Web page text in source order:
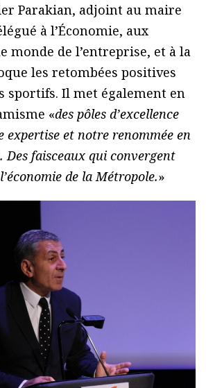
Parakian, adjoint au maire
à l’Économie, aux
monde de l’entreprise, et à la
les retombées positives
sportifs. Il met également en
«des pôles d’excellence
et notre renommée en
Des faisceaux qui convergent
de la Métropole.»